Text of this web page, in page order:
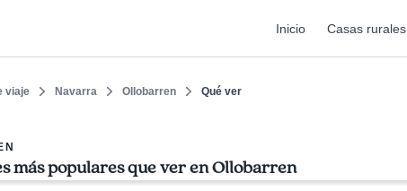
Inicio Casas rurales
viaje Navarra Ollobarren Qué ver
más populares que ver en Ollobarren